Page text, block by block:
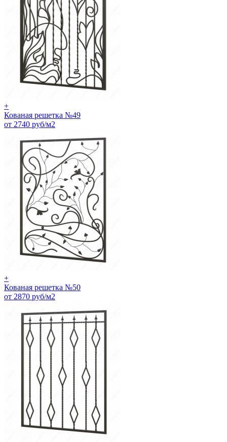
+
Кованая решетка №49
от 2740 руб/м2
+
Кованая решетка №50
от 2870 руб/м2